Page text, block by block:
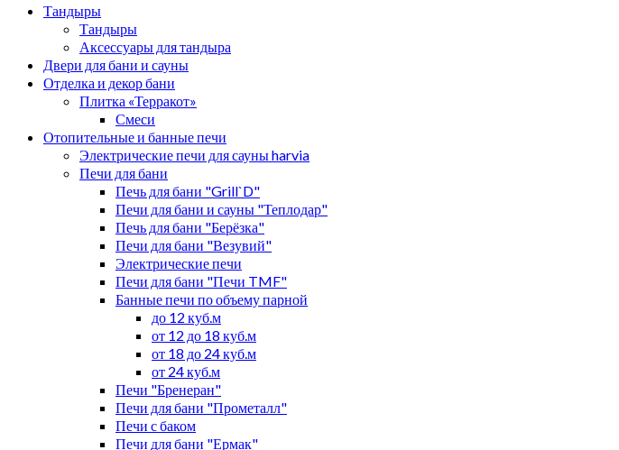
Тандыры
Тандыры
Аксессуары для тандыра
Двери для бани и сауны
Отделка и декор бани
Плитка «Терракот»
Смеси
Отопительные и банные печи
Электрические печи для сауны harvia
Печи для бани
Печь для бани "Grill`D"
Печи для бани и сауны "Теплодар"
Печь для бани "Берёзка"
Печи для бани "Везувий"
Электрические печи
Печи для бани "Печи TMF"
Банные печи по объему парной
до 12 куб.м
от 12 до 18 куб.м
от 18 до 24 куб.м
от 24 куб.м
Печи "Бренеран"
Печи для бани "Прометалл"
Печи с баком
Печи для бани "Ермак"